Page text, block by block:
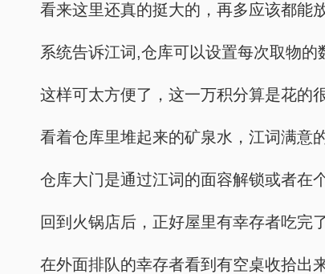
看来这里还真的挺大的，再多应该都能
系统告诉江词,仓库可以设置每次取物
这样可太方便了，这一万积分算是花的
看着仓库里堆起来的矿泉水，江词满意
仓库大门是通过江词的面容解锁或者在
回到火锅店后，正好屋里有幸存者吃完
在外面排队的幸存者看到有空桌收拾出